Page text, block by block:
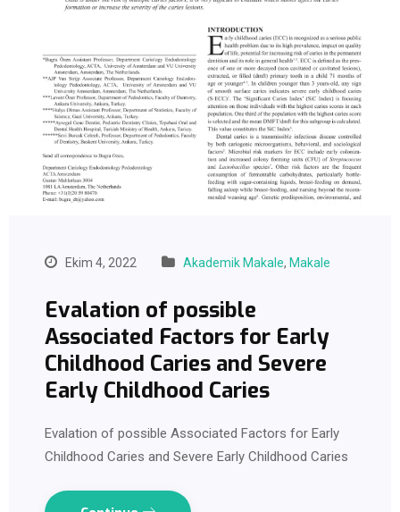
Ekim 4, 2022 Akademik Makale, Makale
Evalation of possible
Associated Factors for Early
Childhood Caries and Severe
Early Childhood Caries
Evalation of possible Associated Factors for Early
Childhood Caries and Severe Early Childhood Caries